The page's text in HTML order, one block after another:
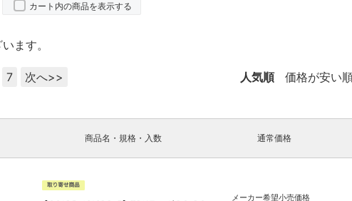
カート内の商品を表示する
ます。
人気順 価格が安い
7 次へ>>
商品名・規格・入数 通常価格
メーカー希望小売価格